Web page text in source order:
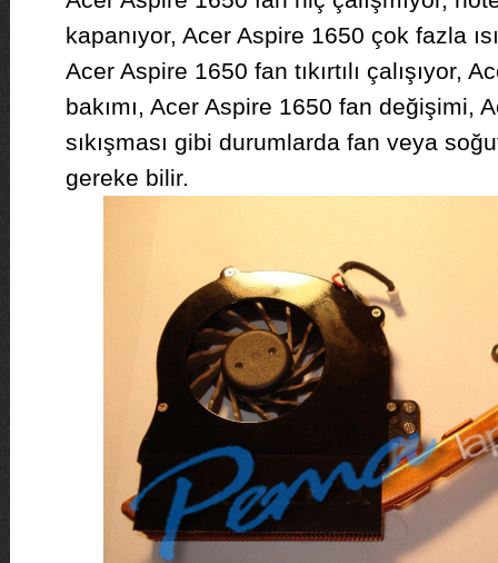
kapanıyor, Acer Aspire 1650 çok fazla
Acer Aspire 1650 fan tıkırtılı çalışıyor,
bakımı, Acer Aspire 1650 fan değişimi,
sıkışması gibi durumlarda fan veya
gereke bilir.